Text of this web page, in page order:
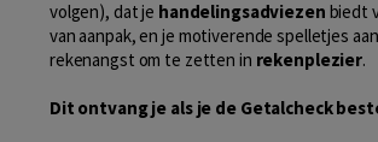
volgen), dat je handelingsadviezen biedt
van aanpak, en je motiverende spelletjes
rekenangst om te zetten in rekenplezier.
Dit ontvang je als je de Getalcheck